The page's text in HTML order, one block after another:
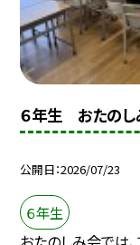
６年生 おたのし
公開日 2026/07/23
６年生